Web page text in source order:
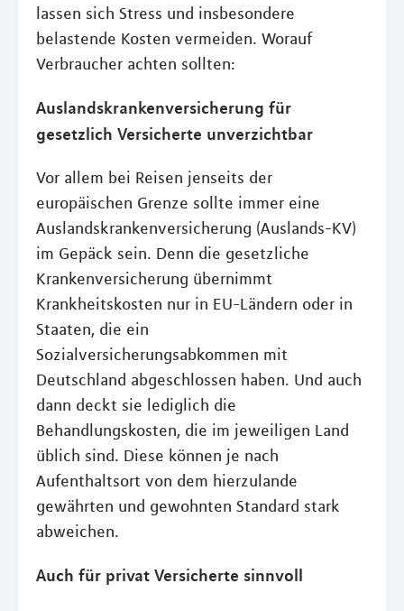
lassen sich Stress und insbesondere
belastende Kosten vermeiden. Worauf
Verbraucher achten sollten:
Auslandskrankenversicherung für
gesetzlich Versicherte unverzichtbar
Vor allem bei Reisen jenseits der
europäischen Grenze sollte immer eine
Auslandskrankenversicherung (Auslands-KV)
im Gepäck sein. Denn die gesetzliche
Krankenversicherung übernimmt
Krankheitskosten nur in EU-Ländern oder in
Staaten, die ein
Sozialversicherungsabkommen mit
Deutschland abgeschlossen haben. Und auch
dann deckt sie lediglich die
Behandlungskosten, die im jeweiligen Land
üblich sind. Diese können je nach
Aufenthaltsort von dem hierzulande
gewährten und gewohnten Standard stark
abweichen.
Auch für privat Versicherte sinnvoll